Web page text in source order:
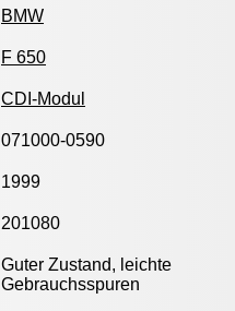
BMW
F 650
CDI-Modul
071000-0590
1999
201080
Guter Zustand, leichte
Gebrauchsspuren